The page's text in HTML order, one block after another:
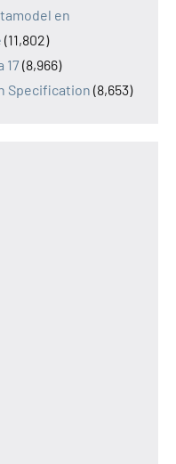
en
(11,802)
17(8,966)
Specification (8,653)